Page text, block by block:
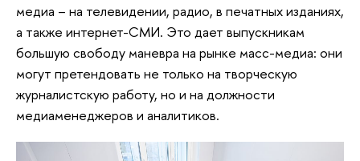
медиа – на телевидении, радио, в печатных изданиях,
а также интернет-СМИ. Это дает выпускникам
большую свободу маневра на рынке масс-медиа: они
могут претендовать не только на творческую
журналистскую работу, но и на должности
медиаменеджеров и аналитиков.